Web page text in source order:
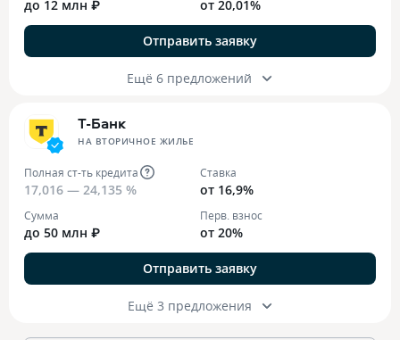
до 12 млн ₽ от 20,01%
Отправить заявку
Ещё 6 предложений
Т-Банк
НА ВТОРИЧНОЕ ЖИЛЬЕ
Полная ст-ть кредита
17,016 — 24,135 %
Ставка
от 16,9%
Сумма
до 50 млн ₽
Перв. взнос
от 20%
Отправить заявку
Ещё 3 предложения